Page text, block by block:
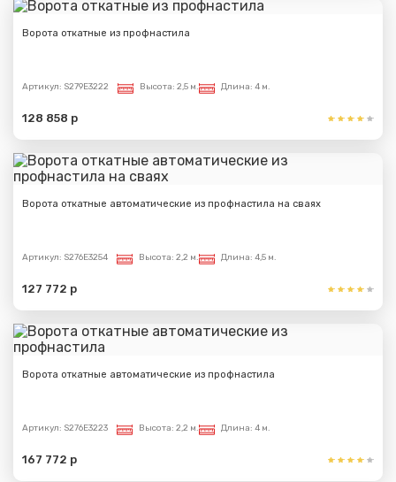
Ворота откатные из профнастила
Артикул: S279E3222 Высота: 2,5 м. Длина: 4 м.
128 858 р
Ворота откатные автоматические из профнастила на сваях
Артикул: S276E3254 Высота: 2,2 м. Длина: 4,5 м.
127 772 р
Ворота откатные автоматические из профнастила
Артикул: S276E3223 Высота: 2,2 м. Длина: 4 м.
167 772 р